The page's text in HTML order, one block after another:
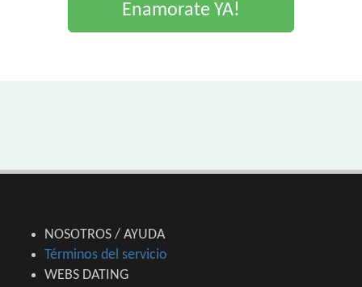
Enamorate YA!
NOSOTROS / AYUDA
Términos del servicio
WEBS DATING